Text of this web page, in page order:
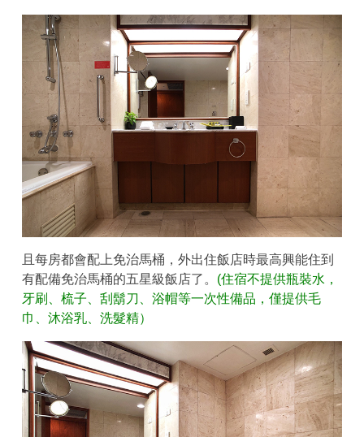
且每房都會配上免治馬桶，外出住飯店時最高興能住到
有配備免治馬桶的五星級飯店了。 (住宿不提供瓶裝水，
牙刷、梳子、刮鬍刀、浴帽等一次性備品，僅提供毛
巾、沐浴乳、洗髮精）